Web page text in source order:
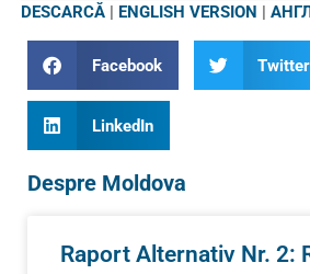
DESCARCĂ | ENGLISH VERSION |
Facebook Twitter
LinkedIn
Despre Moldova
Raport Alternativ Nr. 2: